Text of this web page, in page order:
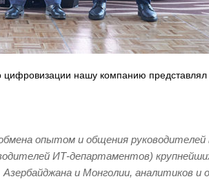
цифровизации нашу компанию
опытом и общения
ИТ-департаментов)
и Монголии, аналитиков и